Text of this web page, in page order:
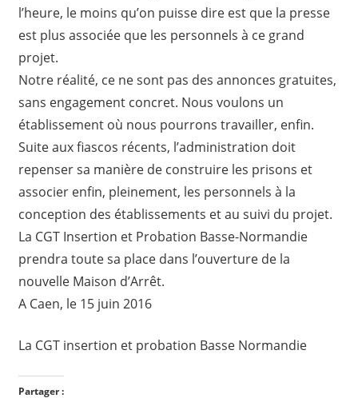
l’heure, le moins qu’on puisse dire est que la presse
est plus associée que les personnels à ce grand
projet.
Notre réalité, ce ne sont pas des annonces gratuites,
sans engagement concret. Nous voulons un
établissement où nous pourrons travailler, enfin.
Suite aux fiascos récents, l’administration doit
repenser sa manière de construire les prisons et
associer enfin, pleinement, les personnels à la
conception des établissements et au suivi du projet.
La CGT Insertion et Probation Basse-Normandie
prendra toute sa place dans l’ouverture de la
nouvelle Maison d’Arrêt.
A Caen, le 15 juin 2016
La CGT insertion et probation Basse Normandie
Partager :